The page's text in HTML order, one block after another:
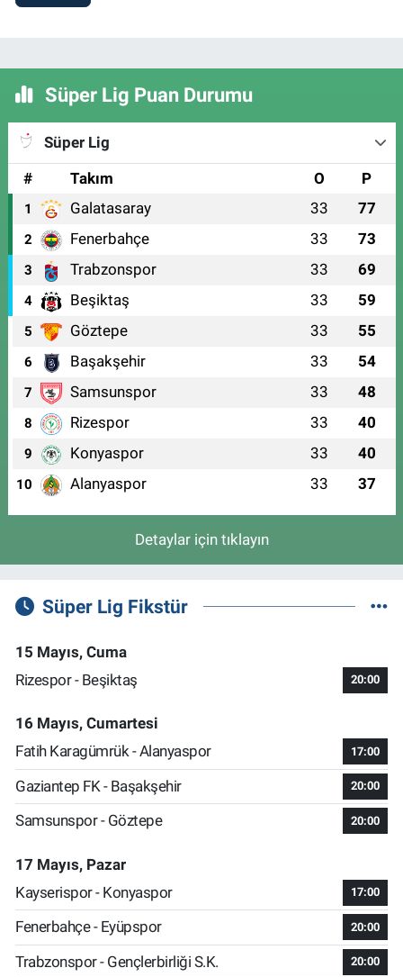
Süper Lig Puan Durumu
Süper Lig
#
Takım O P
1 Galatasaray 33 77
2 Fenerbahçe 33 73
3 Trabzonspor 33 69
4 Beşiktaş 33 59
5 Göztepe 33 55
6 Başakşehir 33 54
7 Samsunspor 33 48
8 Rizespor 33 40
9 Konyaspor 33 40
10 Alanyaspor 33 37
Detaylar için tıklayın
Süper Lig Fikstür
15 Mayıs, Cuma
Rizespor - Beşiktaş
20:00
16 Mayıs, Cumartesi
Fatih Karagümrük - Alanyaspor
17:00
Gaziantep FK - Başakşehir 20:00
Samsunspor - Göztepe 20:00
17 Mayıs, Pazar
Kayserispor - Konyaspor
17:00
Fenerbahçe - Eyüpspor 20:00
Trabzonspor - Gençlerbirliği S.K. 20:00